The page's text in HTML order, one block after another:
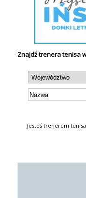
Znajdź trenera tenisa
Jesteś trenerem